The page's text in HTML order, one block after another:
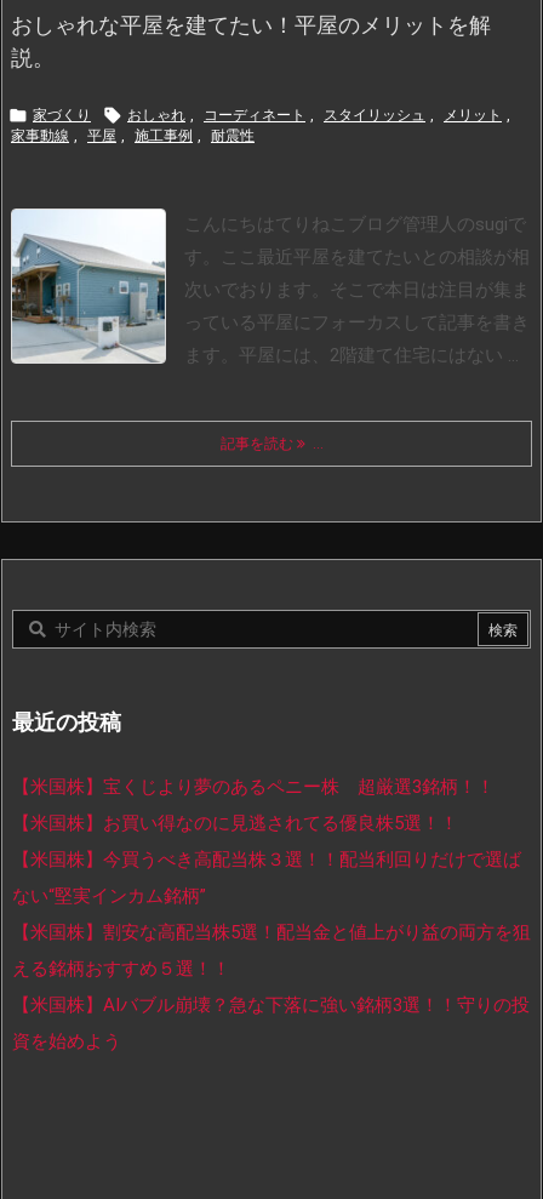
おしゃれな平屋を建てたい！平屋のメリットを解
説。
 家づくり  おしゃれ , コーディネート , スタイリッシュ , メリット ,
家事動線 , 平屋 , 施工事例 , 耐震性
こんにちはてりねこブログ管理人のsugiで
す。
ここ最近平屋を建てたいとの相談が相
次いでおります。
そこで本日は注目が集ま
っている平屋にフォーカスして記事を書き
ます。
平屋には、2階建て住宅にはない ...
記事を読む ...
最近の投稿
【米国株】宝くじより夢のあるペニー株 超厳選3銘柄！！
【米国株】お買い得なのに見逃されてる優良株5選！！
【米国株】今買うべき高配当株３選！！配当利回りだけで選ば
ない“堅実インカム銘柄”
【米国株】割安な高配当株5選！配当金と値上がり益の両方を狙
える銘柄おすすめ５選！！
【米国株】AIバブル崩壊？急な下落に強い銘柄3選！！守りの投
資を始めよう